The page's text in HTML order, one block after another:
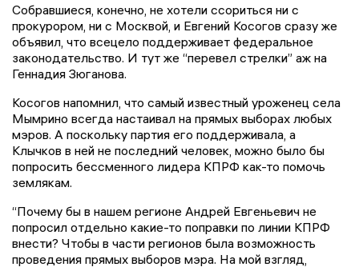
Собравшиеся, конечно, не хотели ссориться ни с
прокурором, ни с Москвой, и Евгений Косогов сразу же
объявил, что всецело поддерживает федеральное
законодательство. И тут же “перевел стрелки” аж на
Геннадия Зюганова.
Косогов напомнил, что самый известный уроженец села
Мымрино всегда настаивал на прямых выборах любых
мэров. А поскольку партия его поддерживала, а
Клычков в ней не последний человек, можно было бы
попросить бессменного лидера КПРФ как-то помочь
землякам.
“Почему бы в нашем регионе Андрей Евгеньевич не
попросил отдельно какие-то поправки по линии КПРФ
внести? Чтобы в части регионов была возможность
проведения прямых выборов мэра. На мой взгляд,